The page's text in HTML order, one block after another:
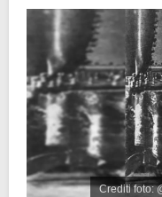
Crediti foto: